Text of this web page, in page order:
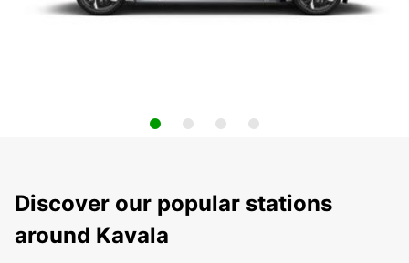
Discover our popular stations
around Kavala